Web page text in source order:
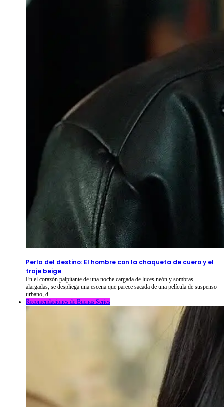
Perla del destino: El hombre con la chaqueta de cuero y el
traje beige
En el corazón palpitante de una noche cargada de luces neón y sombras
alargadas, se despliega una escena que parece sacada de una película de suspenso
urbano, d
Recomendaciones de Buenas Series